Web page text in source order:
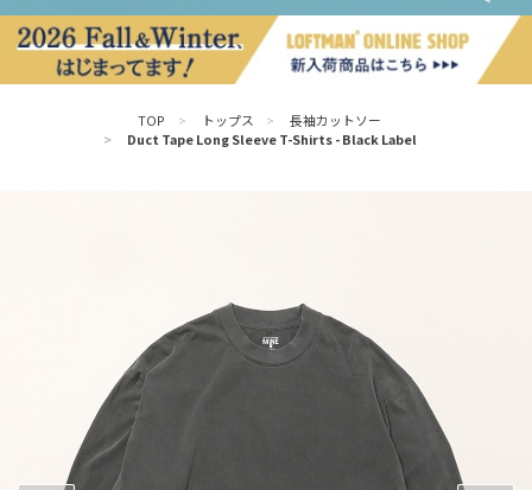
TOP > トップス >
長袖カットソー
>
Duct Tape Long Sleeve T-Shirts - Black Label